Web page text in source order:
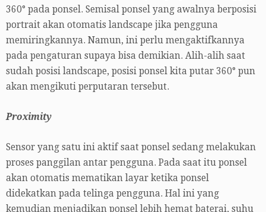
360° pada ponsel. Semisal ponsel yang awalnya berposisi
portrait akan otomatis landscape jika pengguna
memiringkannya. Namun, ini perlu mengaktifkannya
pada pengaturan supaya bisa demikian. Alih-alih saat
sudah posisi landscape, posisi ponsel kita putar 360° pun
akan mengikuti perputaran tersebut.
Proximity
Sensor yang satu ini aktif saat ponsel sedang melakukan
proses panggilan antar pengguna. Pada saat itu ponsel
akan otomatis mematikan layar ketika ponsel
didekatkan pada telinga pengguna. Hal ini yang
kemudian menjadikan ponsel lebih hemat baterai, suhu